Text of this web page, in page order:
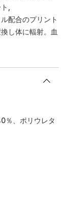
,
配合のプリント
し体に輻射。血
％、ポリウレタ